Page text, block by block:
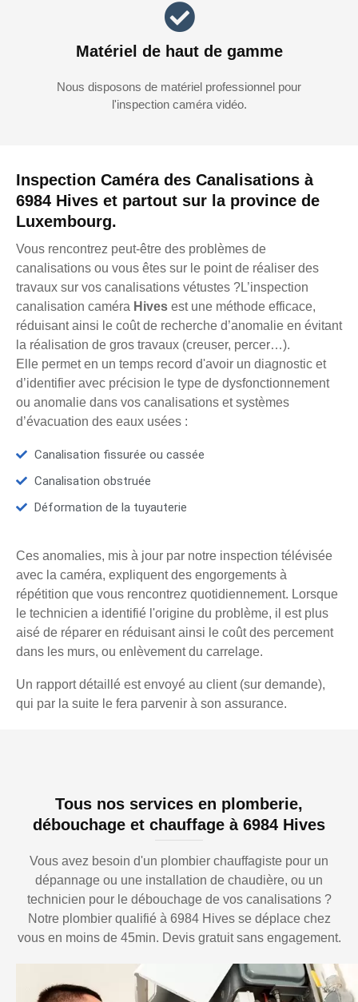
Inspection Caméra des Canalisations à
6984 Hives et partout sur la province de
Luxembourg.
Vous rencontrez peut-être des problèmes de
canalisations ou vous êtes sur le point de réaliser des
travaux sur vos canalisations vétustes ?L’inspection
canalisation caméra Hives est une méthode efficace,
réduisant ainsi le coût de recherche d’anomalie en évitant
la réalisation de gros travaux (creuser, percer…).
Elle permet en un temps record d'avoir un diagnostic et
d’identifier avec précision le type de dysfonctionnement
ou anomalie dans vos canalisations et systèmes
d’évacuation des eaux usées :
Canalisation fissurée ou cassée
Canalisation obstruée
Déformation de la tuyauterie
Ces anomalies, mis à jour par notre inspection télévisée
avec la caméra, expliquent des engorgements à
répétition que vous rencontrez quotidiennement. Lorsque
le technicien a identifié l'origine du problème, il est plus
aisé de réparer en réduisant ainsi le coût des percement
dans les murs, ou enlèvement du carrelage.
Un rapport détaillé est envoyé au client (sur demande),
qui par la suite le fera parvenir à son assurance.
Matériel de haut de gamme
Nous disposons de matériel professionnel pour
l'inspection caméra vidéo.
Tous nos services en plomberie,
débouchage et chauffage à 6984 Hives
Vous avez besoin d'un plombier chauffagiste pour un
dépannage ou une installation de chaudière, ou un
technicien pour le débouchage de vos canalisations ?
Notre plombier qualifié à 6984 Hives se déplace chez
vous en moins de 45min. Devis gratuit sans engagement.